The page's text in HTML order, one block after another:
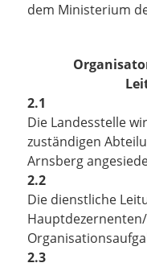
dem Ministerium
2.1
Die Landesstelle
zuständigen
Arnsberg
2.2
Die dienstliche
2.3